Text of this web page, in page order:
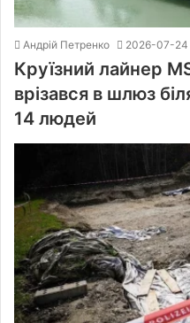
Андрій Петренко 2026-07-24
Круїзний лайнер
врізався в шлюз
14 людей